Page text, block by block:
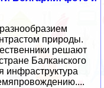
природы.
решают
Балканского
инфраструктура